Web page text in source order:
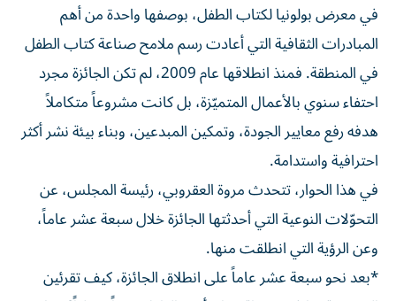
في معرض بولونيا لكتاب الطفل، بوصفها واحدة من أهم
المبادرات الثقافية التي أعادت رسم ملامح صناعة كتاب الطفل
في المنطقة. فمنذ انطلاقها عام 2009، لم تكن الجائزة مجرد
احتفاء سنوي بالأعمال المتميّزة، بل كانت مشروعاً متكاملاً
هدفه رفع معايير الجودة، وتمكين المبدعين، وبناء بيئة نشر أكثر
احترافية واستدامة.
في هذا الحوار، تتحدث مروة العقروبي، رئيسة المجلس، عن
التحوّلات النوعية التي أحدثتها الجائزة خلال سبعة عشر عاماً،
وعن الرؤية التي انطلقت منها.
*بعد نحو سبعة عشر عاماً على انطلاق الجائزة، كيف تقرئين